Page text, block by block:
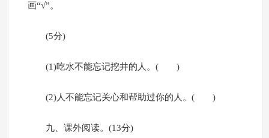
画“√”。
(5分)
(1)吃水不能忘记挖井的人。( )
(2)人不能忘记关心和帮助过你的人。( )
九、课外阅读。(13分)